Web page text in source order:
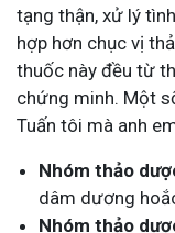
tạng thận, xử lý
hợp hơn chục vị
thuốc này đều từ
chứng minh. Một
Tuấn tôi mà anh
Nhóm thảo
dâm dương
Nhóm thảo